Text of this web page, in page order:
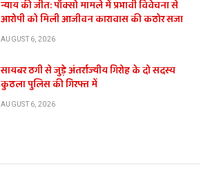
न्याय की जीत: पॉक्सो मामले में प्रभावी विवेचना से
आरोपी को मिली आजीवन कारावास की कठोर सजा
AUGUST 6, 2026
सायबर ठगी से जुड़े अंतर्राज्यीय गिरोह के दो सदस्य
कुठला पुलिस की गिरफ्त में
AUGUST 6, 2026